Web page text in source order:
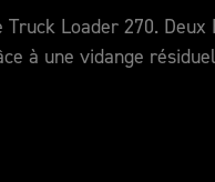
Loader 270.
à une vidange